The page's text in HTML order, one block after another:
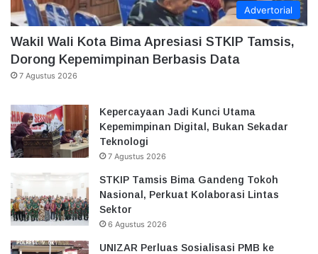
Advertorial
Wakil Wali Kota Bima Apresiasi STKIP Tamsis,
Dorong Kepemimpinan Berbasis Data
7 Agustus 2026
Kepercayaan Jadi Kunci Utama
Kepemimpinan Digital, Bukan Sekadar
Teknologi
7 Agustus 2026
STKIP Tamsis Bima Gandeng Tokoh
Nasional, Perkuat Kolaborasi Lintas
Sektor
6 Agustus 2026
UNIZAR Perluas Sosialisasi PMB ke